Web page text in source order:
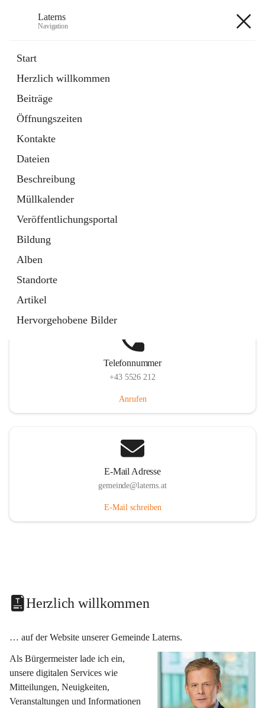
Laterns
Navigation
Start
Herzlich willkommen
Beiträge
Öffnungszeiten
Kontakte
Dateien
Beschreibung
Müllkalender
Veröffentlichungsportal
Bildung
Alben
Standorte
Artikel
Hervorgehobene Bilder
11 Schnellzugriffe
Soziales
1 Schnellzugriff
Telefonnummer
+43 5526 212
Anrufen
E-Mail Adresse
gemeinde@laterns.at
E-Mail schreiben
Herzlich willkommen
… auf der Website unserer Gemeinde Laterns.
Als Bürgermeister lade ich ein,
unsere digitalen Services wie
Mitteilungen, Neuigkeiten,
Veranstaltungen und Informationen